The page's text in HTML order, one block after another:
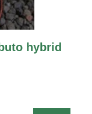
hybrid